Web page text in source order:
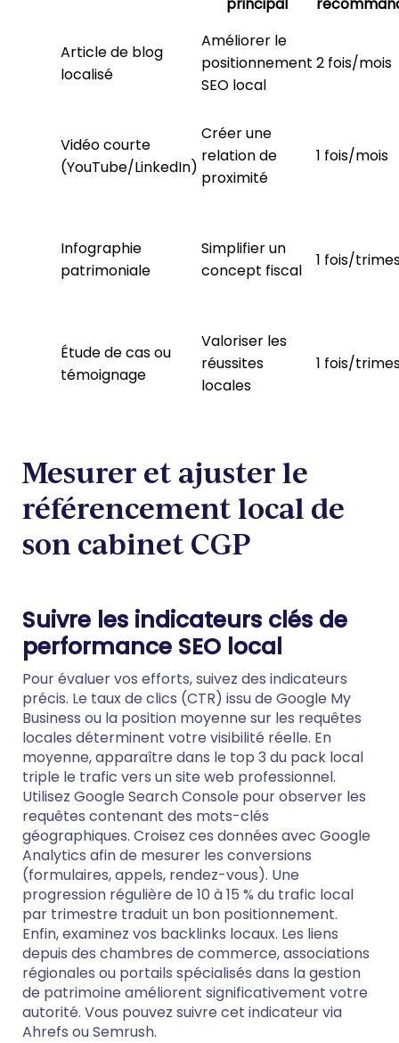
Article de blog
localisé
Améliorer le
positionnement
SEO local
2 fois/mois
Vidéo courte
(YouTube/LinkedIn)
Créer une
relation de
proximité
1 fois/mois
Infographie
patrimoniale
Simplifier un
concept fiscal
1 fois/
Étude de cas ou
témoignage
Valoriser les
réussites
locales
1 fois/
Mesurer et ajuster le
référencement local de
son cabinet CGP
Suivre les indicateurs clés de
performance SEO local
Pour évaluer vos efforts, suivez des indicateurs
précis. Le taux de clics (CTR) issu de Google My
Business ou la position moyenne sur les requêtes
locales déterminent votre visibilité réelle. En
moyenne, apparaître dans le top 3 du pack local
triple le trafic vers un site web professionnel.
Utilisez Google Search Console pour observer les
requêtes contenant des mots-clés
géographiques. Croisez ces données avec Google
Analytics afin de mesurer les conversions
(formulaires, appels, rendez-vous). Une
progression régulière de 10 à 15 % du trafic local
par trimestre traduit un bon positionnement.
Enfin, examinez vos backlinks locaux. Les liens
depuis des chambres de commerce, associations
régionales ou portails spécialisés dans la gestion
de patrimoine améliorent significativement votre
autorité. Vous pouvez suivre cet indicateur via
Ahrefs ou Semrush.